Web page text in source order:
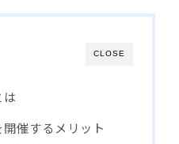
CLOSE
催するメリット